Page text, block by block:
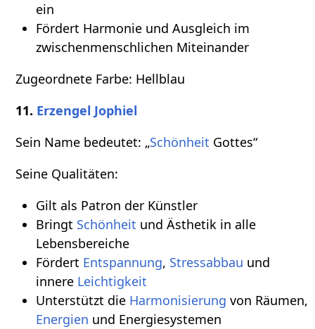
ein
Fördert Harmonie und Ausgleich im
zwischenmenschlichen Miteinander
Zugeordnete Farbe: Hellblau
11. Erzengel Jophiel
Sein Name bedeutet: „Schönheit Gottes“
Seine Qualitäten:
Gilt als Patron der Künstler
Bringt Schönheit und Ästhetik in alle
Lebensbereiche
Fördert Entspannung, Stressabbau und
innere Leichtigkeit
Unterstützt die Harmonisierung von Räumen,
Energien und Energiesystemen